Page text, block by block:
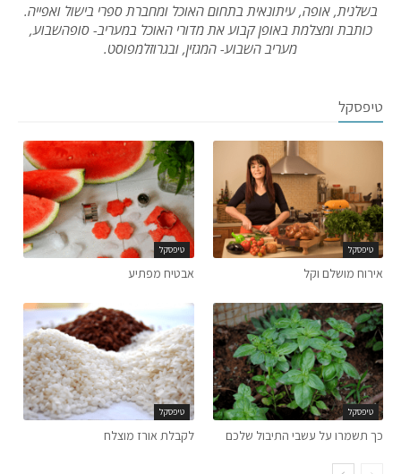
בשלנית, אופה, עיתונאית בתחום האוכל ומחברת ספרי בישול ואפייה.
כותבת ומצלמת באופן קבוע את מדורי האוכל במעריב- סופהשבוע,
מעריב השבוע- המגזין, ובגרוזלמפוסט.
טיפסקל
טיפסקל
אירוח מושלם וקל
טיפסקל
אבטיח מפתיע
טיפסקל
כך תשמרו על עשבי התיבול שלכם
טיפסקל
לקבלת אורז מוצלח